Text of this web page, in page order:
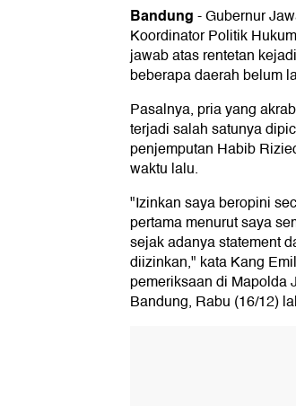
Bandung-Gubernur
Koordinator Politik
jawab atas rentetan
beberapa daerah belum
Pasalnya, pria yang
terjadi salah satunya
penjemputan Habib
waktu lalu.
"Izinkan saya beropini
pertama menurut saya
sejak adanya statement
diizinkan," kata Kang
pemeriksaan di Mapolda
Bandung, Rabu (16/12)